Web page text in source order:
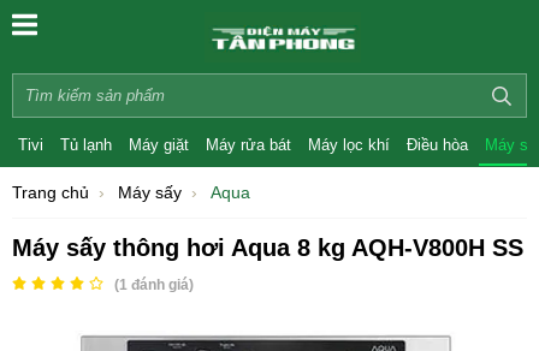
Tivi Tủ lạnh Máy giặt Máy rửa bát Máy lọc khí Điều hòa Máy
Trang chủ Máy sấy Aqua
Máy sấy thông hơi Aqua 8 kg AQH-V800H SS
(1 đánh giá)